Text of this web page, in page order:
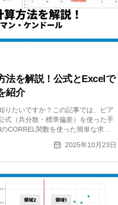
法を解説！公式とExcelで
紹介
りたいですか？この記事では、ピア
式（共分散・標準偏差）を使った手
CORREL関数を使った簡単な求め
2025年10月23日